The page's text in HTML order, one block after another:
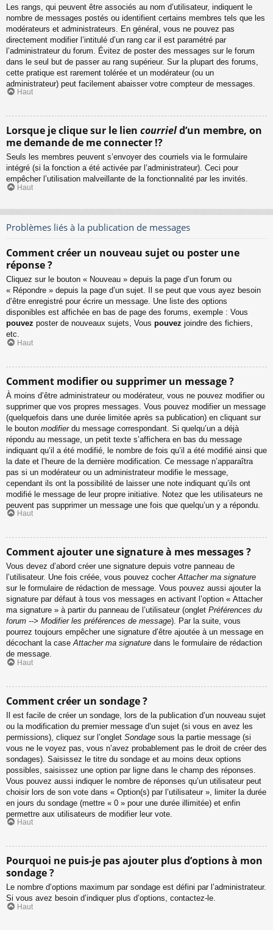
Les rangs, qui peuvent être associés au nom d’utilisateur, indiquent le
nombre de messages postés ou identifient certains membres tels que les
modérateurs et administrateurs. En général, vous ne pouvez pas
directement modifier l’intitulé d’un rang car il est paramétré par
l’administrateur du forum. Évitez de poster des messages sur le forum
dans le seul but de passer au rang supérieur. Sur la plupart des forums,
cette pratique est rarement tolérée et un modérateur (ou un
administrateur) peut facilement abaisser votre compteur de messages.
Haut
Lorsque je clique sur le lien courrield’un membre, on
me demande de me connecter !?
Seuls les membres peuvent s’envoyer des courriels via le formulaire
intégré (si la fonction a été activée par l’administrateur). Ceci pour
empêcher l’utilisation malveillante de la fonctionnalité par les invités.
Haut
Problèmes liés à la publication de messages
Comment créer un nouveau sujet ou poster une
réponse ?
Cliquez sur le bouton « Nouveau » depuis la page d’un forum ou
« Répondre » depuis la page d’un sujet. Il se peut que vous ayez besoin
d’être enregistré pour écrire un message. Une liste des options
disponibles est affichée en bas de page des forums, exemple : Vous
pouvez poster de nouveaux sujets, Vous pouvez joindre des fichiers,
etc.
Haut
Comment modifier ou supprimer un message ?
À moins d’être administrateur ou modérateur, vous ne pouvez modifier ou
supprimer que vos propres messages. Vous pouvez modifier un message
(quelquefois dans une durée limitée après sa publication) en cliquant sur
le bouton modifierdu message correspondant. Si quelqu’un a déjà
répondu au message, un petit texte s’affichera en bas du message
indiquant qu’il a été modifié, le nombre de fois qu’il a été modifié ainsi que
la date et l’heure de la dernière modification. Ce message n’apparaîtra
pas si un modérateur ou un administrateur modifie le message,
cependant ils ont la possibilité de laisser une note indiquant qu’ils ont
modifié le message de leur propre initiative. Notez que les utilisateurs ne
peuvent pas supprimer un message une fois que quelqu’un y a répondu.
Haut
Comment ajouter une signature à mes messages ?
Vous devez d’abord créer une signature depuis votre panneau de
l’utilisateur. Une fois créée, vous pouvez cocherAttacher ma signature
sur le formulaire de rédaction de message. Vous pouvez aussi ajouter la
signature par défaut à tous vos messages en activant l’option « Attacher
ma signature » à partir du panneau de l’utilisateur (onglet Préférences du
forum --> Modifier les préférences de message). Par la suite, vous
pourrez toujours empêcher une signature d’être ajoutée à un message en
décochant la caseAttacher ma signature dans le formulaire de rédaction
de message.
Haut
Comment créer un sondage ?
Il est facile de créer un sondage, lors de la publication d’un nouveau sujet
ou la modification du premier message d’un sujet (si vous en avez les
permissions), cliquez sur l’onglet Sondage sous la partie message (si
vous ne le voyez pas, vous n’avez probablement pas le droit de créer des
sondages). Saisissez le titre du sondage et au moins deux options
possibles, saisissez une option par ligne dans le champ des réponses.
Vous pouvez aussi indiquer le nombre de réponses qu’un utilisateur peut
choisir lors de son vote dans « Option(s) par l’utilisateur », limiter la durée
en jours du sondage (mettre « 0 » pour une durée illimitée) et enfin
permettre aux utilisateurs de modifier leur vote.
Haut
Pourquoi ne puis-je pas ajouter plus d’options à mon
sondage ?
Le nombre d’options maximum par sondage est défini par l’administrateur.
Si vous avez besoin d’indiquer plus d’options, contactez-le.
Haut